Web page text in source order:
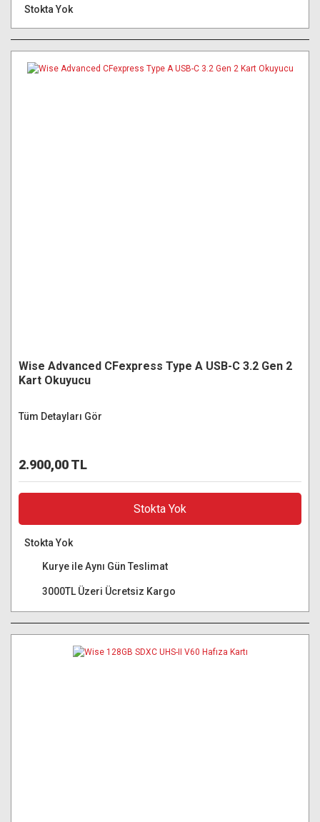
Stokta Yok
Wise Advanced CFexpress Type A USB-C 3.2 Gen 2
Kart Okuyucu
Tüm Detayları Gör
2.900,00 TL
Stokta Yok
Stokta Yok
Kurye ile Aynı Gün Teslimat
3000TL Üzeri Ücretsiz Kargo